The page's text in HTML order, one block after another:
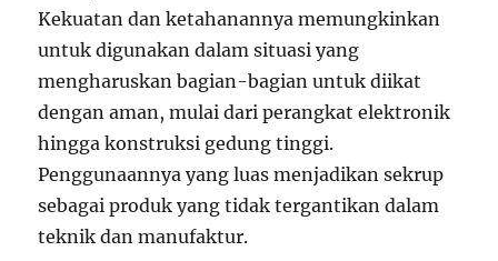
Kekuatan dan ketahanannya memungkinkan
untuk digunakan dalam situasi yang
mengharuskan bagian-bagian untuk diikat
dengan aman, mulai dari perangkat elektronik
hingga konstruksi gedung tinggi.
Penggunaannya yang luas menjadikan sekrup
sebagai produk yang tidak tergantikan dalam
teknik dan manufaktur.